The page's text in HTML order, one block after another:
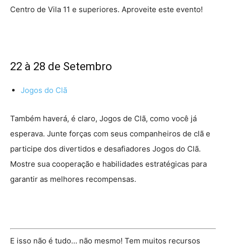
Centro de Vila 11 e superiores. Aproveite este evento!
22 à 28 de Setembro
Jogos do Clã
Também haverá, é claro, Jogos de Clã, como você já
esperava. Junte forças com seus companheiros de clã e
participe dos divertidos e desafiadores Jogos do Clã.
Mostre sua cooperação e habilidades estratégicas para
garantir as melhores recompensas.
E isso não é tudo… não mesmo! Tem muitos recursos